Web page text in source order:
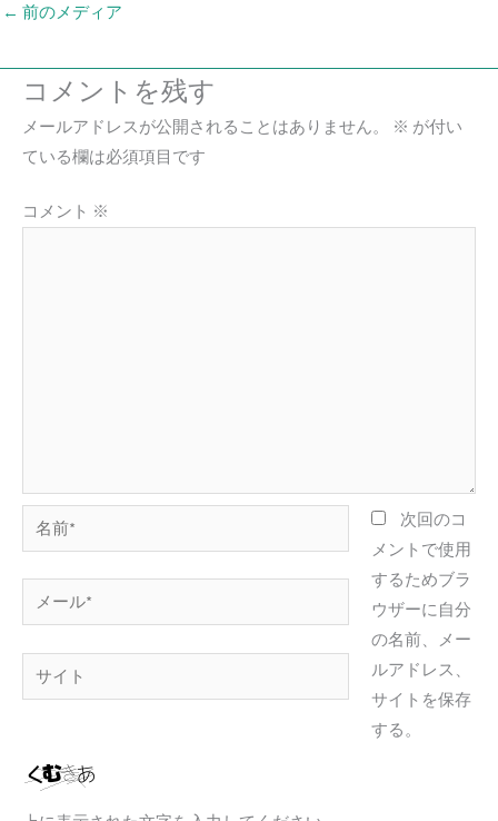
← 前のメディア
コメントを残す
メールアドレスが公開されることはありません。 ※ が付い
ている欄は必須項目です
コメント ※
前
*
ー
ル
イ
次回のコ
メントで使用
するためブラ
ウザーに自分
の名前、メー
ルアドレス、
サイトを保存
する。